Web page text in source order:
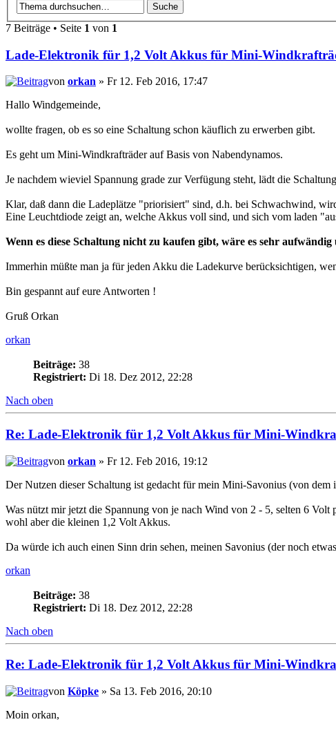
7 Beiträge • Seite 1 von 1
Lade-Elektronik für 1,2 Volt Akkus für Mini-
von orkan » Fr 12. Feb 2016, 17:47
Hallo Windgemeinde,
wollte fragen, ob es so eine Schaltung schon käuflich zu erwerben gibt.
Es geht um Mini-Windkrafträder auf Basis von Nabendynamos.
Je nachdem wieviel Spannung grade zur Verfügung steht, lädt die
Klar, daß dann die Ladeplätze "priorisiert" sind, d.h. bei Schwachwind,
Eine Leuchtdiode zeigt an, welche Akkus voll sind, und sich vom laden
Wenn es diese Schaltung nicht zu kaufen gibt, wäre es sehr
Immerhin müßte man ja für jeden Akku die Ladekurve berücksichtigen,
Bin gespannt auf eure Antworten !
Gruß Orkan
orkan
Beiträge: 38
Registriert: Di 18. Dez 2012, 22:28
Nach oben
Re: Lade-Elektronik für 1,2 Volt Akkus für Mini-
von orkan » Fr 12. Feb 2016, 19:12
Der Nutzen dieser Schaltung ist gedacht für mein Mini-Savonius (von dem
Was nützt mir jetzt die Spannung von je nach Wind von 2 - 5, selten 6
wohl aber die kleinen 1,2 Volt Akkus.
Da würde ich auch einen Sinn drin sehen, meinen Savonius (der noch
orkan
Beiträge: 38
Registriert: Di 18. Dez 2012, 22:28
Nach oben
Re: Lade-Elektronik für 1,2 Volt Akkus für Mini-
von Köpke » Sa 13. Feb 2016, 20:10
Moin orkan,